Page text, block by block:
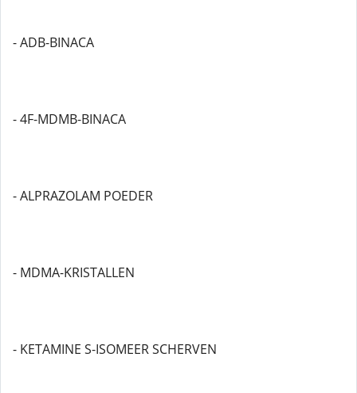
- ADB-BINACA
- 4F-MDMB-BINACA
- ALPRAZOLAM POEDER
- MDMA-KRISTALLEN
- KETAMINE S-ISOMEER SCHERVEN